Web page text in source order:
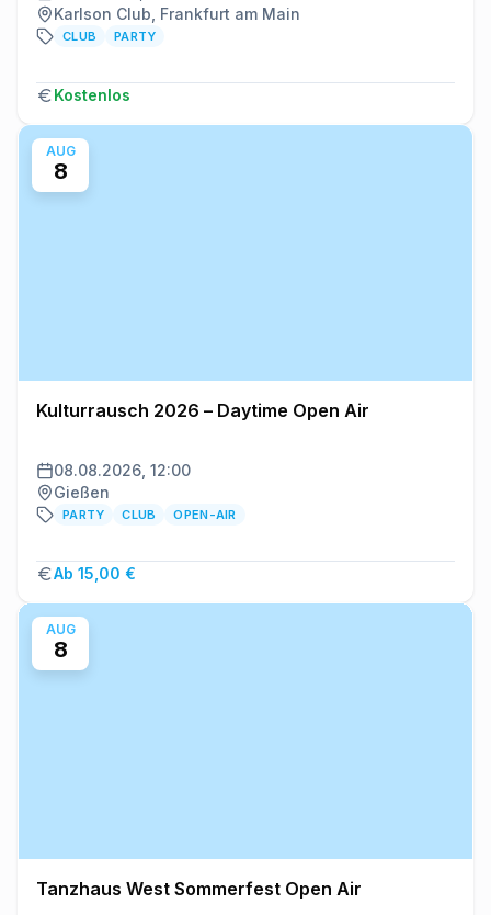
Karlson Club, Frankfurt am Main
CLUB PARTY
Kostenlos
AUG
8
Kulturrausch 2026 – Daytime Open Air
08.08.2026, 12:00
Gießen
PARTY CLUB OPEN-AIR
Ab 15,00 €
AUG
8
Tanzhaus West Sommerfest Open Air